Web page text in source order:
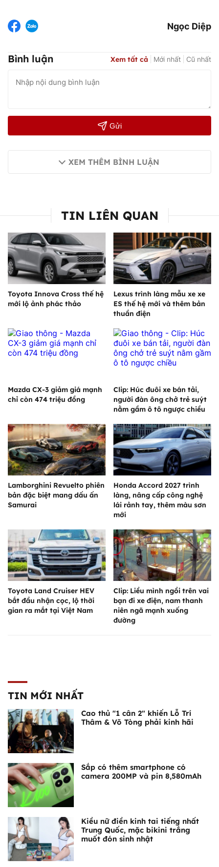
Ngọc Diệp
Bình luận Xem tất cả Mới nhất Cũ nhất
Gửi
XEM THÊM BÌNH LUẬN
TIN LIÊN QUAN
Toyota Innova Cross thế hệ
mới lộ ảnh phác thảo
Lexus trình làng mẫu xe xe
ES thế hệ mới và thêm bản
thuần điện
Mazda CX-3 giảm giá mạnh
chỉ còn 474 triệu đồng
Clip: Húc đuôi xe bán tải,
người đàn ông chở trẻ suýt
nằm gầm ô tô ngược chiều
Lamborghini Revuelto phiên
bản đặc biệt mang dấu ấn
Samurai
Honda Accord 2027 trình
làng, nâng cấp công nghệ
lái rảnh tay, thêm màu sơn
mới
Toyota Land Cruiser HEV
bắt đầu nhận cọc, lộ thời
gian ra mắt tại Việt Nam
Clip: Liều mình ngồi trên vai
bạn đi xe điện, nam thanh
niên ngã mạnh xuống
đường
TIN MỚI NHẤT
Cao thủ "1 cân 2" khiến Lỗ Trí
Thâm & Võ Tòng phải kinh hãi
Sắp có thêm smartphone có
camera 200MP và pin 8,580mAh
Kiều nữ điền kinh tai tiếng nhất
Trung Quốc, mặc bikini trắng
muốt đón sinh nhật